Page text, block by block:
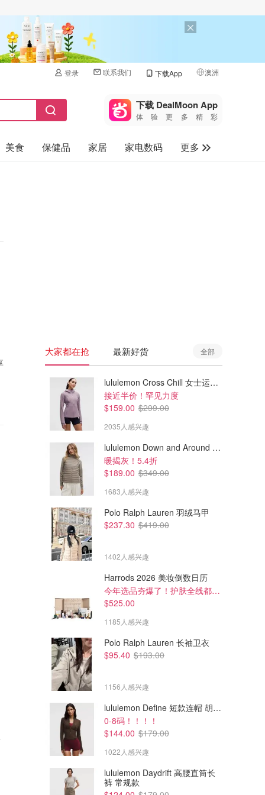
登录 联系我们 下载App 澳洲
🇺🇸
🇨🇳 中国
🇨🇦加拿大
下载 DealMoon App
体验更多精彩
美食 保健品 家居 家电数码
更多
$89.00
lululemon Swiftly Tech 无袖上
$39.00
lululemon Nulux 运动内衣 B/C
杯 中等支撑
大家都在抢 最新好货 全部
lululemon Cross Chill 女士运动外套
接近半价！罕见力度
$159.00 $299.00
2035人感兴趣
lululemon Down and Around 羽绒夹克
暖揭灰！5.4折
$189.00 $349.00
1683人感兴趣
Polo Ralph Lauren 羽绒马甲
$237.30 $419.00
1402人感兴趣
Harrods 2026 美妆倒数日历
今年选品夯爆了！护肤全线都很绝
$525.00
1185人感兴趣
Polo Ralph Lauren 长袖卫衣
$95.40 $193.00
1156人感兴趣
lululemon Define 短款连帽 胡桃棕
0-8码！！！！
$144.00 $179.00
1022人感兴趣
lululemon Daydrift 高腰直筒长
裤 常规款